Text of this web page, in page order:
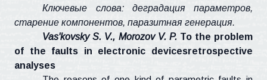
Ключевые слова: деградация параметров,
старение компонентов, паразитная генерация.
Vas'kovskyS. V., MorozovV. P. To the problem
of the faults in electronic devicesretrospective
analyses